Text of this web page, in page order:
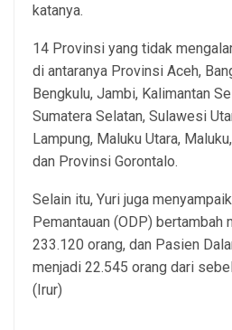
katanya.
14 Provinsi yang tidak
di antaranya Provinsi Aceh,
Bengkulu, Jambi, Kalimantan
Sumatera Selatan, Sulawesi
Lampung, Maluku Utara,
dan Provinsi Gorontalo.
Selain itu, Yuri juga
Pemantauan (ODP) bertambah
233.120 orang, dan Pasien
menjadi 22.545 orang dari
(Irur)